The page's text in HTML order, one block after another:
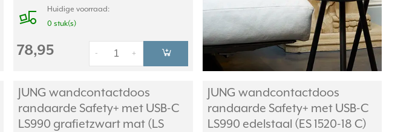
Huidige voorraad:
0 stuk(s)
78,95 +
-
JUNG wandcontactdoos
randaarde Safety+ met USB-C
LS990 grafietzwart mat (LS
JUNG wandcontactdoos
randaarde Safety+ met USB-C
LS990 edelstaal (ES 1520-18 C)